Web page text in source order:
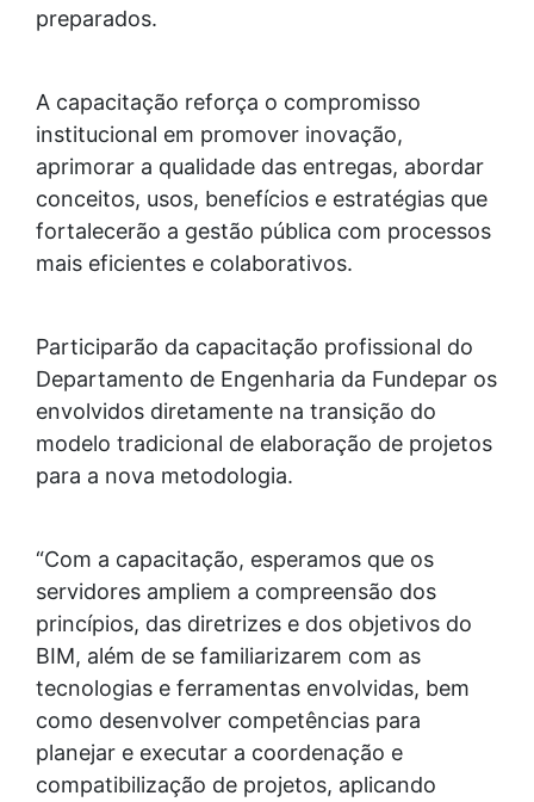
preparados.
A capacitação reforça o compromisso
institucional em promover inovação,
aprimorar a qualidade das entregas, abordar
conceitos, usos, benefícios e estratégias que
fortalecerão a gestão pública com processos
mais eficientes e colaborativos.
Participarão da capacitação profissional do
Departamento de Engenharia da Fundepar os
envolvidos diretamente na transição do
modelo tradicional de elaboração de projetos
para a nova metodologia.
“Com a capacitação, esperamos que os
servidores ampliem a compreensão dos
princípios, das diretrizes e dos objetivos do
BIM, além de se familiarizarem com as
tecnologias e ferramentas envolvidas, bem
como desenvolver competências para
planejar e executar a coordenação e
compatibilização de projetos, aplicando